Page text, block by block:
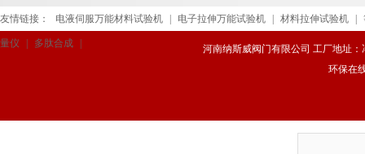
友情链接： 电液伺服万能材料试验机 电子拉伸万能试验机 材料拉伸试验机
量仪 多肽合成
河南纳斯威阀门有限公司 工厂地址：
环保在